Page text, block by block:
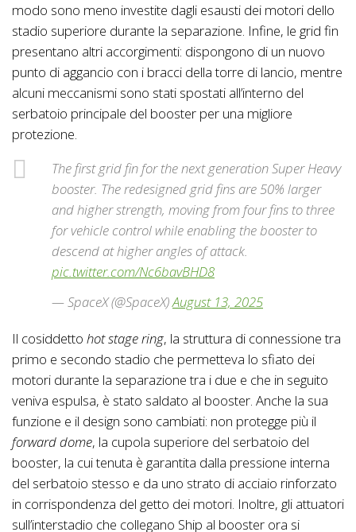
modo sono meno investite dagli esausti dei motori dello
stadio superiore durante la separazione. Infine, le grid fin
presentano altri accorgimenti: dispongono di un nuovo
punto di aggancio con i bracci della torre di lancio, mentre
alcuni meccanismi sono stati spostati all’interno del
serbatoio principale del booster per una migliore
protezione.
The first grid fin for the next generation Super Heavy
booster. The redesigned grid fins are 50% larger
and higher strength, moving from four fins to three
for vehicle control while enabling the booster to
descend at higher angles of attack.
pic.twitter.com/Nc6bavBHD8
— SpaceX (@SpaceX)August 13, 2025
Il cosiddetto hot stage ring, la struttura di connessione tra
primo e secondo stadio che permetteva lo sfiato dei
motori durante la separazione tra i due e che in seguito
veniva espulsa, è stato saldato al booster. Anche la sua
funzione e il design sono cambiati: non protegge più il
forward dome, la cupola superiore del serbatoio del
booster, la cui tenuta è garantita dalla pressione interna
del serbatoio stesso e da uno strato di acciaio rinforzato
in corrispondenza del getto dei motori. Inoltre, gli attuatori
sull’interstadio che collegano Ship al booster ora si